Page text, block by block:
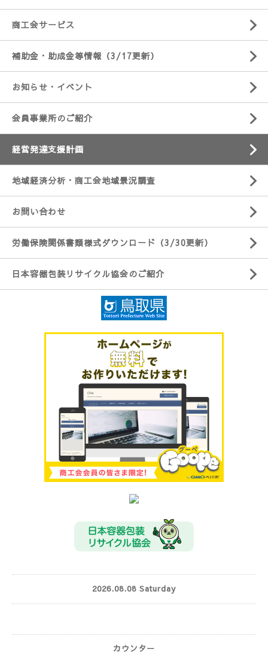
商工会サービス
補助金・助成金等情報（3/17更新）
お知らせ・イベント
会員事業所のご紹介
経営発達支援計画
地域経済分析・商工会地域景況調査
お問い合わせ
労働保険関係書類様式ダウンロード（3/30更新）
日本容器包装リサイクル協会のご紹介
2026.08.08 Saturday
カウンター